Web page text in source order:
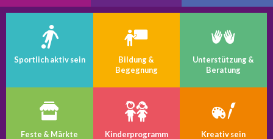
Sportlich aktiv sein
Bildung &
Begegnung
Unterstützung &
Beratung
Feste & Märkte Kinder­programm Kreativ sein